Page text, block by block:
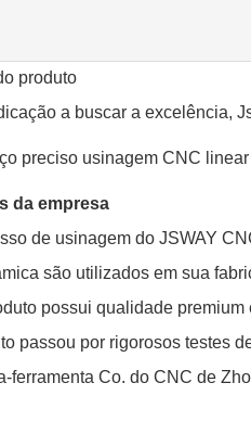
produto
a buscar a excelência,
da empresa
de usinagem do JSWAY
são utilizados em sua
possui qualidade
passou por rigorosos testes
ferramenta Co. do CNC de